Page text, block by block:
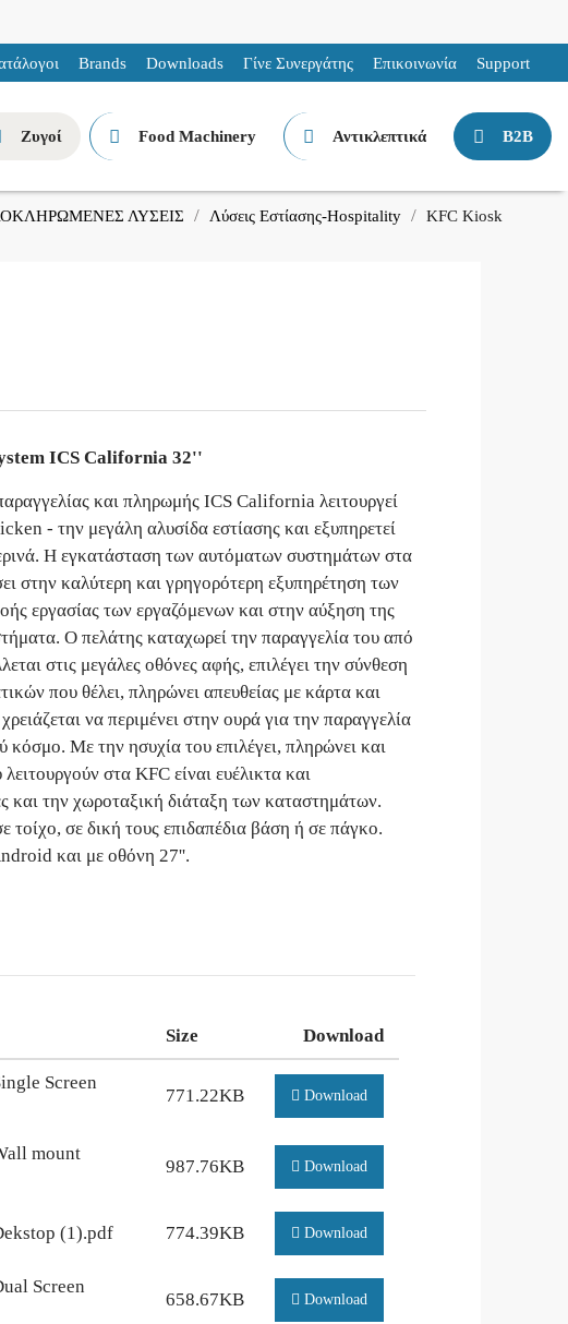
Brands Downloads Γίνε Συνεργάτης Επικοινωνία Support
Ζυγοί Food Machinery Αντικλεπτικά B2B
ΛΥΣΕΙΣ Λύσεις Εστίασης-Hospitality KFC Kiosk
Size Download
Screen
771.22KB Download
mount
987.76KB Download
(1).pdf 774.39KB Download
Screen
658.67KB Download
ICS California 32''
και πληρωμής ICS California λειτουργεί
- την μεγάλη αλυσίδα εστίασης και εξυπηρετεί
Η εγκατάσταση των αυτόματων συστημάτων στα
στην καλύτερη και γρηγορότερη εξυπηρέτηση των
εργασίας των εργαζόμενων και στην αύξηση της
Ο πελάτης καταχωρεί την παραγγελία του από
στις μεγάλες οθόνες αφής, επιλέγει την σύνθεση
που θέλει, πληρώνει απευθείας με κάρτα και
να περιμένει στην ουρά για την παραγγελία
κόσμο. Με την ησυχία του επιλέγει, πληρώνει και
στα KFC είναι ευέλικτα και
και την χωροταξική διάταξη των καταστημάτων.
σε δική τους επιδαπέδια βάση ή σε πάγκο.
και με οθόνη 27''.